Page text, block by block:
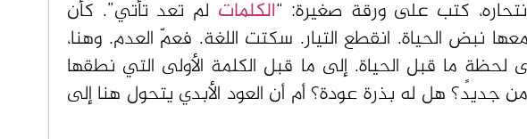
كتب على ورقة صغيرة: “الكلمات لم تعد تأتي”. كأن
نبض الحياة. انقطع التيار. سكتت اللغة. فعمّ العدم. وهنا،
لحظةٍ ما قبل الحياة. إلى ما قبل الكلمة الأولى التي نطقها
جديد؟ هل له بذرة عودة؟ أم أن العود الأبدي يتحول هنا إلى